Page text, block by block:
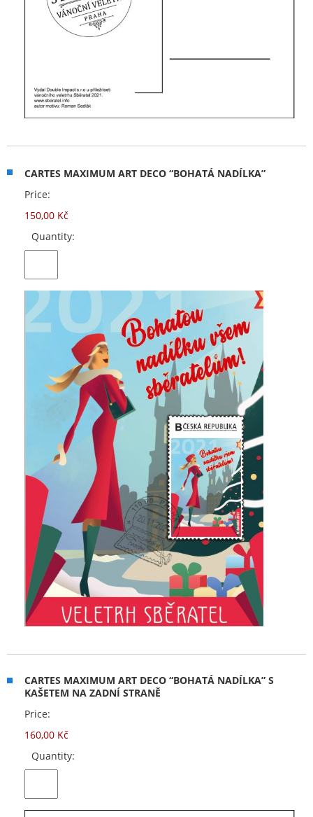
CARTES MAXIMUM ART DECO “BOHATÁ NADÍLKA”
Price:
150,00 Kč
Quantity:
CARTES MAXIMUM ART DECO “BOHATÁ NADÍLKA” S
KAŠETEM NA ZADNÍ STRANĚ
Price:
160,00 Kč
Quantity: